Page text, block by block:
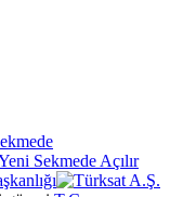
Sekmede Açılır